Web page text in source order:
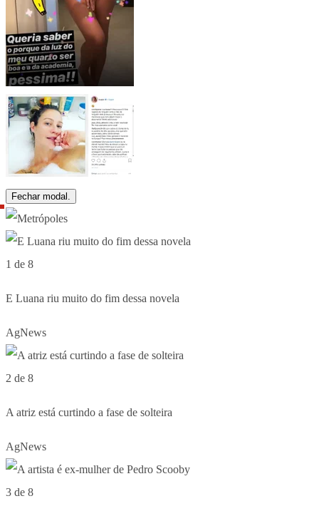
Fechar modal.
1 de 8
E Luana riu muito do fim dessa novela
AgNews
2 de 8
A atriz está curtindo a fase de solteira
AgNews
3 de 8